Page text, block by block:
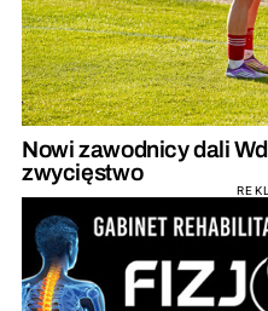
Nowi zawodnicy dali
zwycięstwo